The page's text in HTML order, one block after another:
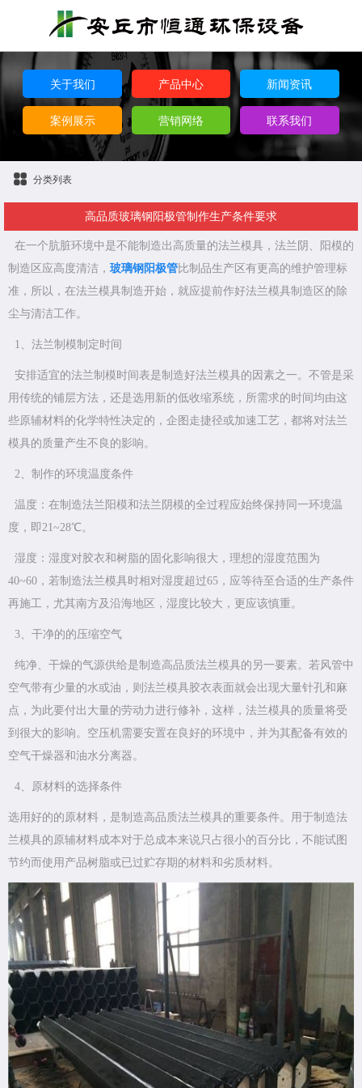
关于我们 产品中心 新闻资讯
案例展示 营销网络 联系我们
分类列表
高品质玻璃钢阳极管制作生产条件要求
在一个肮脏环境中是不能制造出高质量的法兰模具，法兰阴、阳模的
制造区应高度清洁， 玻璃钢阳极管比制品生产区有更高的维护管理标
准，所以，在法兰模具制造开始，就应提前作好法兰模具制造区的除
尘与清洁工作。
1、法兰制模制定时间
安排适宜的法兰制模时间表是制造好法兰模具的因素之一。不管是采
用传统的铺层方法，还是选用新的低收缩系统，所需求的时间均由这
些原辅材料的化学特性决定的，企图走捷径或加速工艺，都将对法兰
模具的质量产生不良的影响。
2、制作的环境温度条件
温度：在制造法兰阳模和法兰阴模的全过程应始终保持同一环境温
度，即21~28℃。
湿度：湿度对胶衣和树脂的固化影响很大，理想的湿度范围为
40~60，若制造法兰模具时相对湿度超过65，应等待至合适的生产条件
再施工，尤其南方及沿海地区，湿度比较大，更应该慎重。
3、干净的的压缩空气
纯净、干燥的气源供给是制造高品质法兰模具的另一要素。若风管中
空气带有少量的水或油，则法兰模具胶衣表面就会出现大量针孔和麻
点，为此要付出大量的劳动力进行修补，这样，法兰模具的质量将受
到很大的影响。空压机需要安置在良好的环境中，并为其配备有效的
空气干燥器和油水分离器。
4、原材料的选择条件
选用好的的原材料，是制造高品质法兰模具的重要条件。用于制造法
兰模具的原辅材料成本对于总成本来说只占很小的百分比，不能试图
节约而使用产品树脂或已过贮存期的材料和劣质材料。